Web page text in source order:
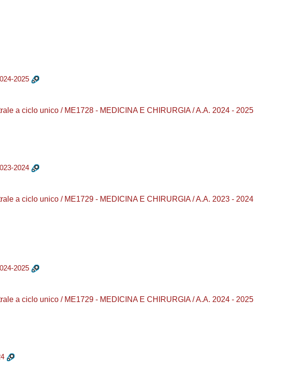
2025
a ciclo unico / ME1728 - MEDICINA E CHIRURGIA / A.A. 2024 - 2025
2024
a ciclo unico / ME1729 - MEDICINA E CHIRURGIA / A.A. 2023 - 2024
2025
a ciclo unico / ME1729 - MEDICINA E CHIRURGIA / A.A. 2024 - 2025